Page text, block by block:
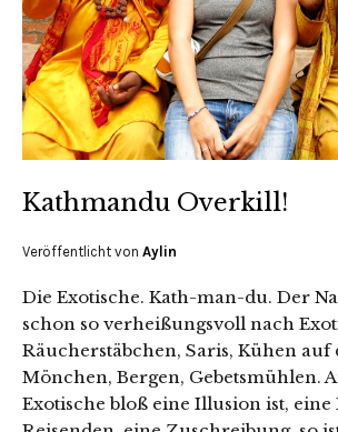
Kathmandu Overkill!
Veröffentlicht von Aylin
Die Exotische. Kath-man-du. Der
schon so verheißungsvoll nach
Räucherstäbchen, Saris, Kühen auf
Mönchen, Bergen, Gebetsmühlen.
Exotische bloß eine Illusion ist, eine